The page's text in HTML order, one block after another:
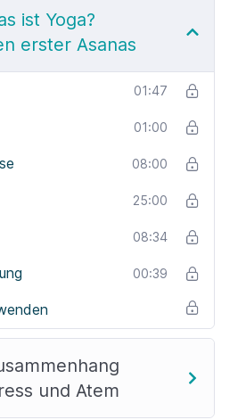
ist Yoga?
erster Asanas
01:47
01:00
08:00
25:00
08:34
00:39
und Atem